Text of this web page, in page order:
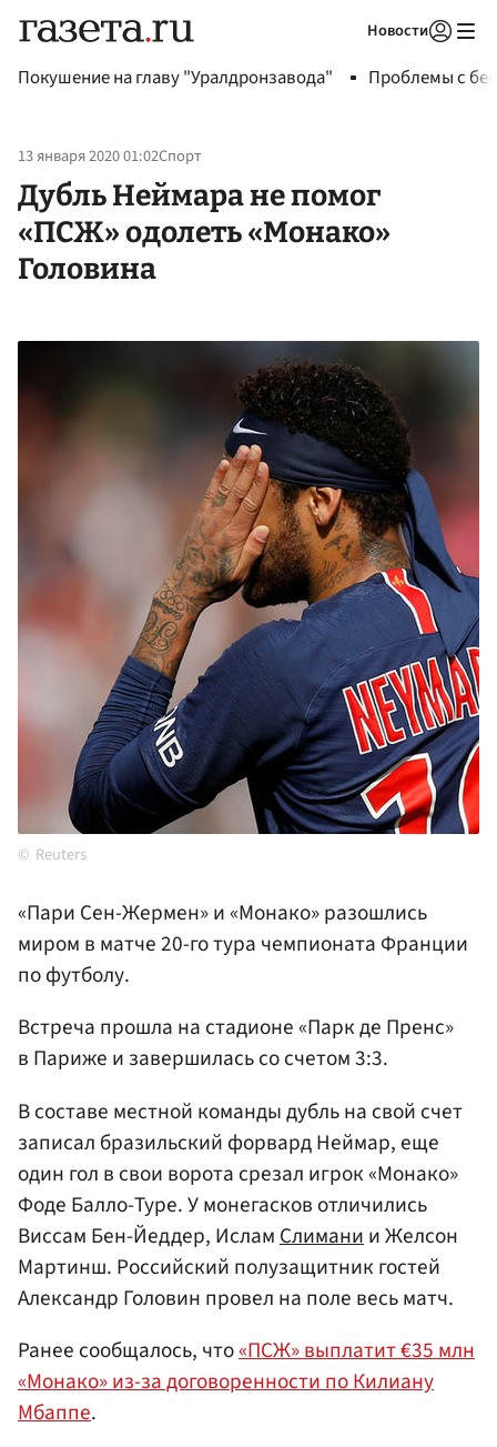
Новости
Покушение на главу "Уралдронзавода" Проблемы с
13 января 2020 01:02Спорт
Дубль Неймара не помог
«ПСЖ» одолеть «Монако»
Головина
Reuters
«Пари Сен-Жермен» и «Монако» разошлись
миром в матче 20-го тура чемпионата Франции
по футболу.
Встреча прошла на стадионе «Парк де Пренс»
в Париже и завершилась со счетом 3:3.
В составе местной команды дубль на свой счет
записал бразильский форвард Неймар, еще
один гол в свои ворота срезал игрок «Монако»
Фоде Балло-Туре. У монегасков отличились
Виссам Бен-Йеддер, Ислам Слимани и Желсон
Мартинш. Российский полузащитник гостей
Александр Головин провел на поле весь матч.
Ранее сообщалось, что«ПСЖ» выплатит €35 млн
«Монако» из-за договоренности по Килиану
Мбаппе.